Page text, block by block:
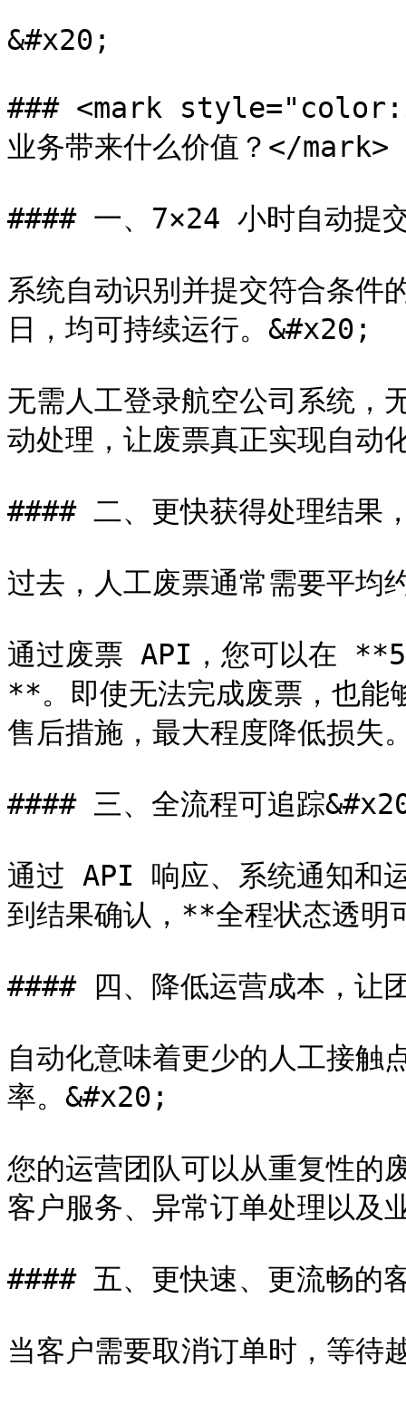
&#x20;
### <mark
业务带来什么价值？</mark>
#### 一、7×24 小时自动提
系统自动识别并提交符合条件
日，均可持续运行。&#x20;
无需人工登录航空公司系统，
动处理，让废票真正实现自动
#### 二、更快获得处理结果
过去，人工废票通常需要平
通过废票 API，您可以在 **5
**。即使无法完成废票，也能
售后措施，最大程度降低损
#### 三、全流程可追踪
通过 API 响应、系统通知和
到结果确认，**全程状态透
#### 四、降低运营成本，让
自动化意味着更少的人工接触
率。&#x20;
您的运营团队可以从重复性的
客户服务、异常订单处理以
#### 五、更快速、更流畅的
当客户需要取消订单时，等